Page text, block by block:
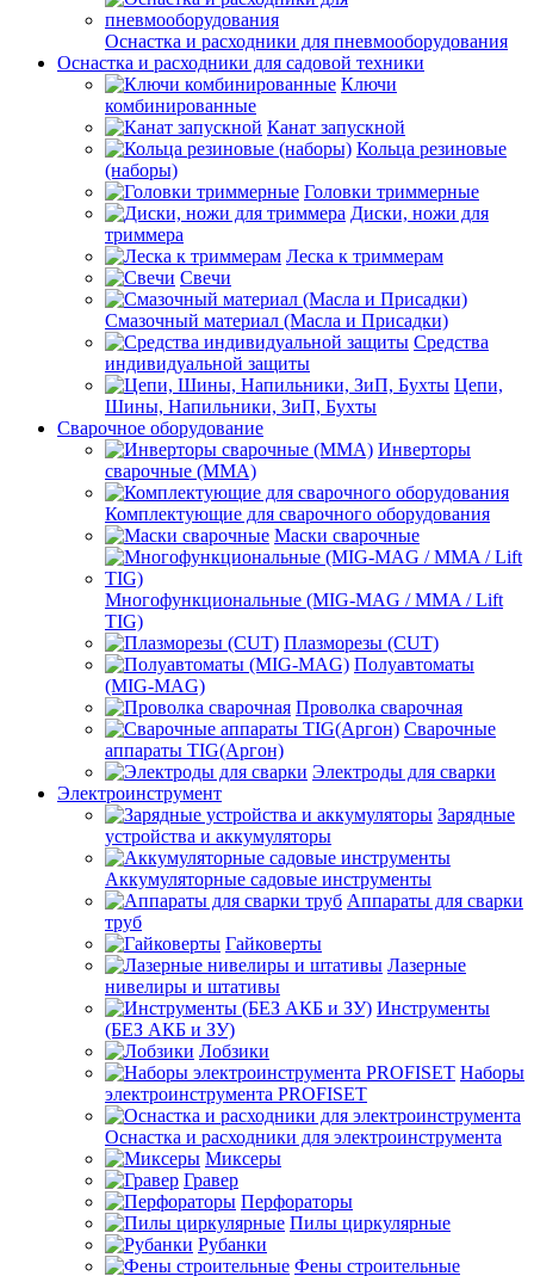
Оснастка и расходники для пневмооборудования
Оснастка и расходники для садовой техники
Ключи
комбинированные
Канат запускной
Кольца резиновые
(наборы)
Головки триммерные
Диски, ножи для
триммера
Леска к триммерам
Свечи
Смазочный материал (Масла и Присадки)
Средства
индивидуальной защиты
Цепи,
Шины, Напильники, ЗиП, Бухты
Сварочное оборудование
Инверторы
сварочные (ММА)
Комплектующие для сварочного оборудования
Маски сварочные
Многофункциональные (MIG-MAG / MMA / Lift
TIG)
Плазморезы (CUT)
Полуавтоматы
(МIG-MAG)
Проволка сварочная
Сварочные
аппараты TIG(Аргон)
Электроды для сварки
Электроинструмент
Зарядные
устройства и аккумуляторы
Аккумуляторные садовые инструменты
Аппараты для сварки
труб
Гайковерты
Лазерные
нивелиры и штативы
Инструменты
(БЕЗ АКБ и ЗУ)
Лобзики
Наборы
электроинструмента PROFISET
Оснастка и расходники для электроинструмента
Миксеры
Гравер
Перфораторы
Пилы циркулярные
Рубанки
Фены строительные